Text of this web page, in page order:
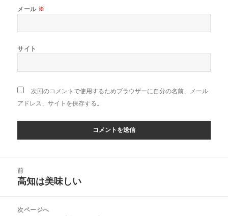
メール ※
サイト
次回のコメントで使用するためブラウザーに自分の名前、メール
アドレス、サイトを保存する。
前
前
投
高知は美味しい
次ページへ